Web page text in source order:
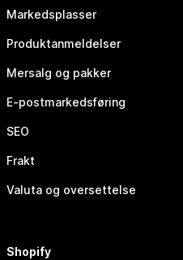
Markedsplasser
Produktanmeldelser
Mersalg og pakker
E-postmarkedsføring
SEO
Frakt
Valuta og oversettelse
Shopify